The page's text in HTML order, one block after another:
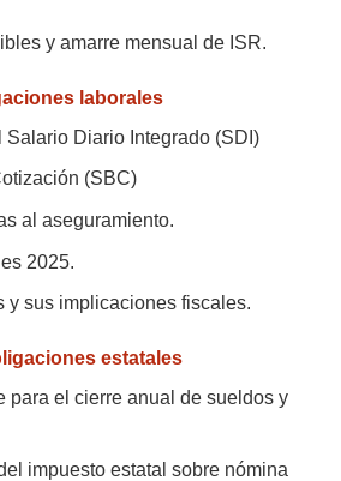
y amarre mensual de ISR.
laborales
Salario Diario Integrado (SDI)
(SBC)
al aseguramiento.
2025.
y sus implicaciones fiscales.
estatales
para el cierre anual de sueldos y
impuesto estatal sobre nómina